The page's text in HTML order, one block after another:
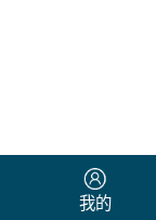
我的